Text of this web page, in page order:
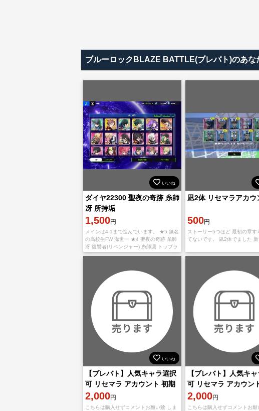
ブルーロックBLAZE BATTLE(ブレバト)のあな
いいね
ダイヤ22300 聖夜の奇跡 糸師
冴 所持垢
1,500円
メインは4-1まで進んでいます。 ★5 無名
の高校生FW 潔世一 ★4 聖夜の奇跡 糸師
冴 復讐者(リベンジャー) 糸師凛 トップラ
ンカー 糸師凛 ユーティリティプレイヤー
凪2体 リセマラアカウ
500円
ストーリー5つほど 最初の章す
てないです。 凪2体でました
いいね
【ブレバト】人気キャラ選択
可 リセマラ アカウント 初期
垢
2,000円
こちらは購入せずコメントお願い致 しま
【ブレバト】人気キ
可 リセマラ アカウン
垢
2,000円
こちらは購入せずコメントお願